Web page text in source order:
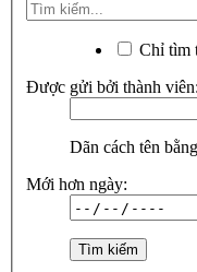
Chỉ tìm
Được gửi bởi thành viên:
Dãn cách tên
Mới hơn ngày: